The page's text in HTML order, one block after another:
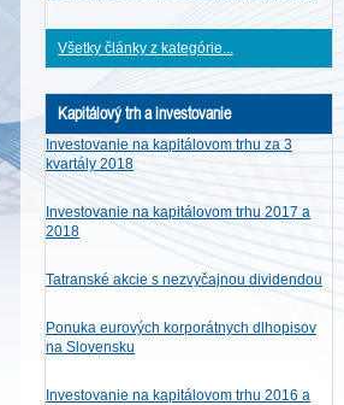
Všetky články z kategórie...
Kapitálový trh a investovanie
Investovanie na kapitálovom trhu za 3
kvartály 2018
Investovanie na kapitálovom trhu 2017 a
2018
Tatranské akcie s nezvyčajnou dividendou
Ponuka eurových korporátnych dlhopisov
na Slovensku
Investovanie na kapitálovom trhu 2016 a